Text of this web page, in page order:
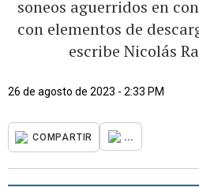
soneos aguerridos en
con elementos de
escribe Nicolás
26 de agosto de 2023 - 2:33 PM
COMPARTIR ...